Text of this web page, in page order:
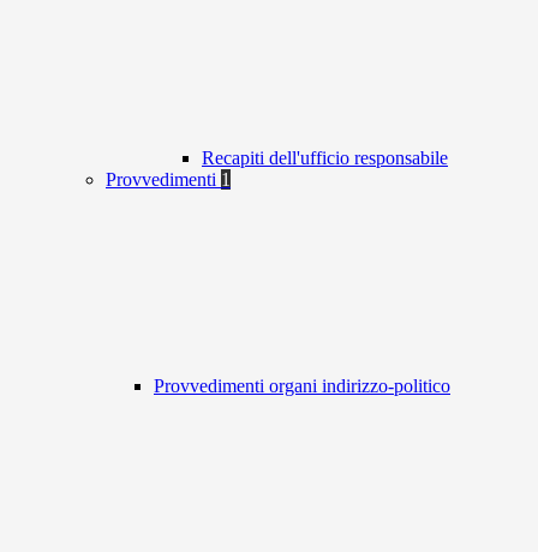
Recapiti dell'ufficio responsabile
Provvedimenti 1
Provvedimenti organi indirizzo-politico